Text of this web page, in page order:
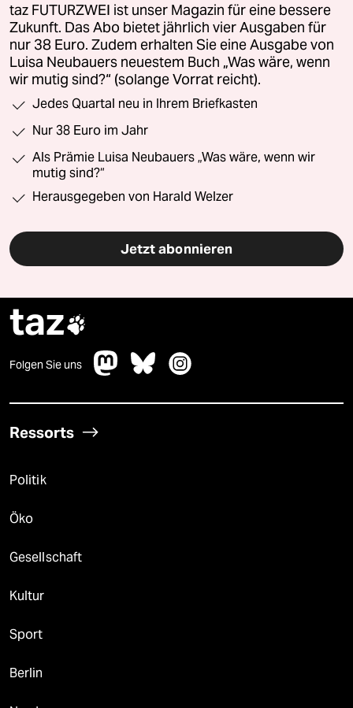
taz FUTURZWEI ist unser Magazin für eine bessere
Zukunft. Das Abo bietet jährlich vier Ausgaben für
nur 38 Euro. Zudem erhalten Sie eine Ausgabe von
Luisa Neubauers neuestem Buch „Was wäre, wenn
wir mutig sind?“ (solange Vorrat reicht).
Jedes Quartal neu in Ihrem Briefkasten
Nur 38 Euro im Jahr
Als Prämie Luisa Neubauers „Was wäre, wenn wir
mutig sind?“
Herausgegeben von Harald Welzer
Jetzt abonnieren
taz
Folgen Sie uns
Ressorts
Politik
Öko
Gesellschaft
Kultur
Sport
Berlin